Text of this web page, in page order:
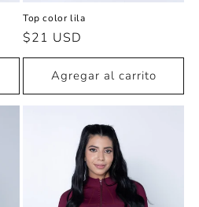
Top color lila
Precio
habitual
$21 USD
Agregar al carrito